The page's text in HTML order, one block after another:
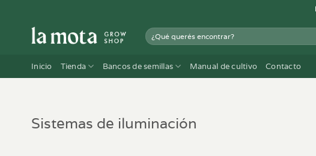
contenido
Buscar
por:
Inicio Tienda Bancos de semillas Manual de cultivo Contacto
Sistemas de iluminación